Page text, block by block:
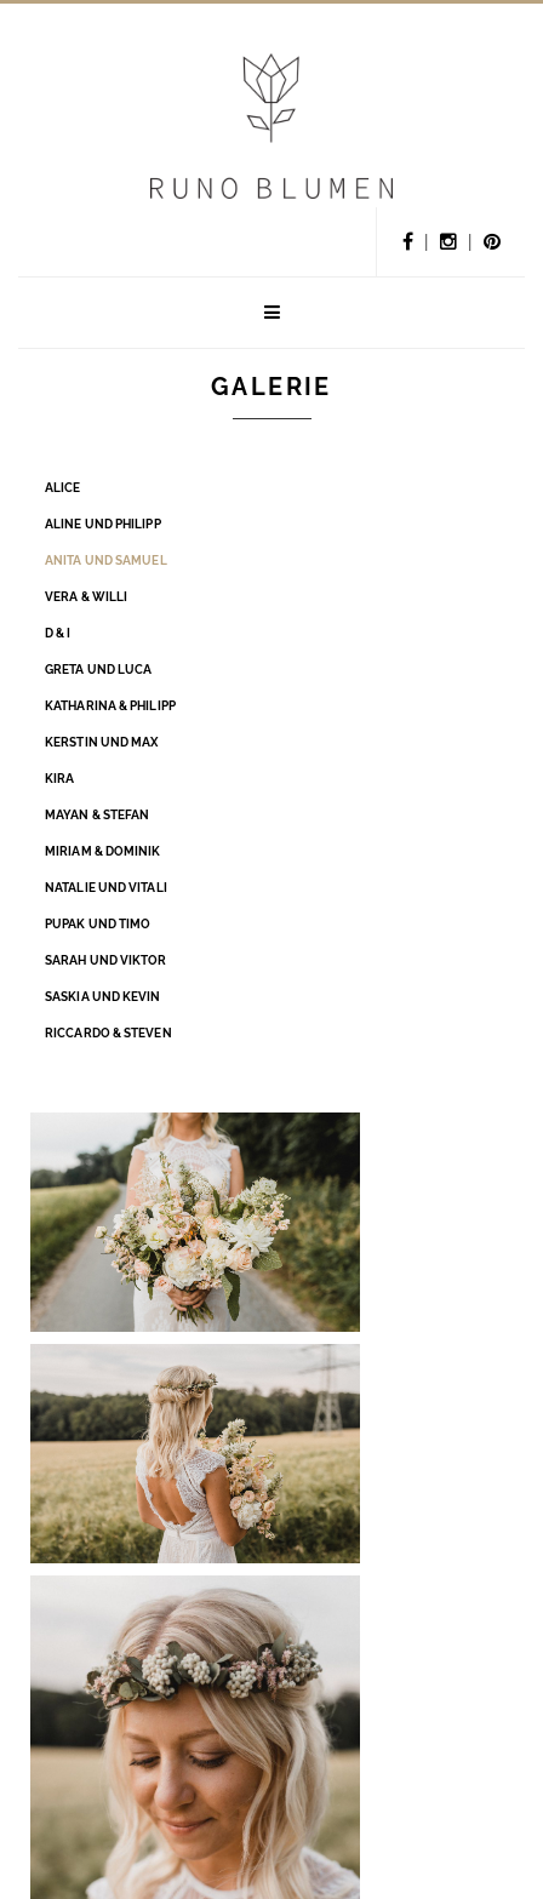
| |
GALERIE
ALICE
ALINE UND PHILIPP
ANITA UND SAMUEL
VERA & WILLI
D & I
GRETA UND LUCA
KATHARINA & PHILIPP
KERSTIN UND MAX
KIRA
MAYAN & STEFAN
MIRIAM & DOMINIK
NATALIE UND VITALI
PUPAK UND TIMO
SARAH UND VIKTOR
SASKIA UND KEVIN
RICCARDO & STEVEN